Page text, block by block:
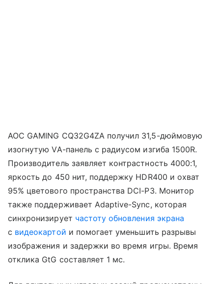
AOC GAMING CQ32G4ZA получил 31,5-дюймовую
изогнутую VA-панель с радиусом изгиба 1500R.
Производитель заявляет контрастность 4000:1,
яркость до 450 нит, поддержку HDR400 и охват
95% цветового пространства DCI-P3. Монитор
также поддерживает Adaptive-Sync, которая
синхронизирует частоту обновления экрана
с видеокартой и помогает уменьшить разрывы
изображения и задержки во время игры. Время
отклика GtG составляет 1 мс.